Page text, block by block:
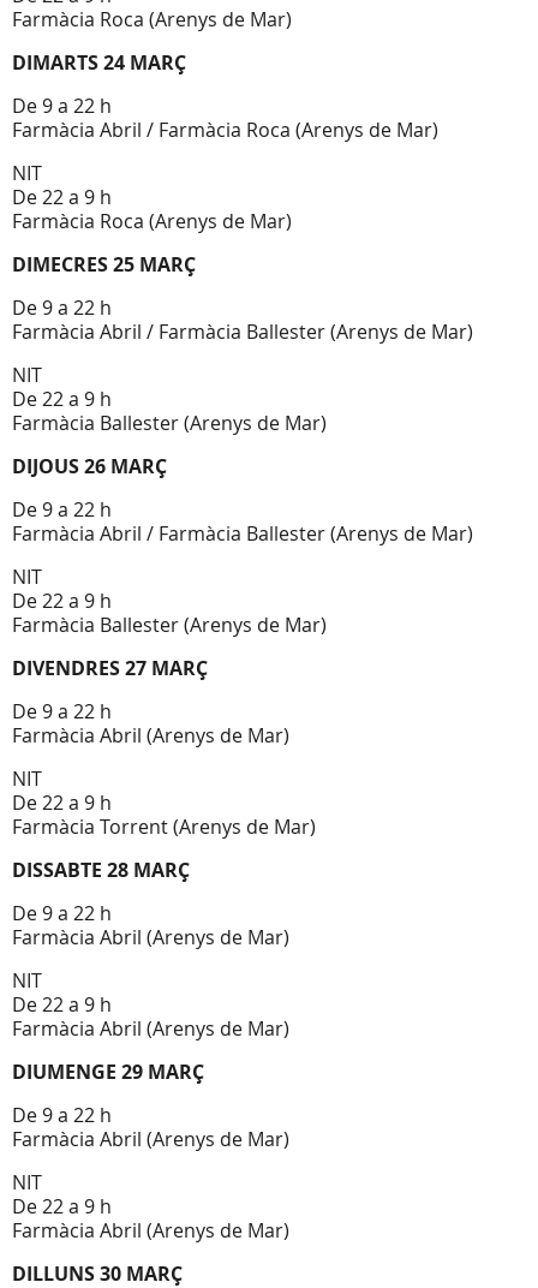
Farmàcia Roca (Arenys de Mar)
DIMARTS 24 MARÇ
De 9 a 22 h
Farmàcia Abril / Farmàcia Roca (Arenys de Mar)
NIT
De 22 a 9 h
Farmàcia Roca (Arenys de Mar)
DIMECRES 25 MARÇ
De 9 a 22 h
Farmàcia Abril / Farmàcia Ballester (Arenys de Mar)
NIT
De 22 a 9 h
Farmàcia Ballester (Arenys de Mar)
DIJOUS 26 MARÇ
De 9 a 22 h
Farmàcia Abril / Farmàcia Ballester (Arenys de Mar)
NIT
De 22 a 9 h
Farmàcia Ballester (Arenys de Mar)
DIVENDRES 27 MARÇ
De 9 a 22 h
Farmàcia Abril (Arenys de Mar)
NIT
De 22 a 9 h
Farmàcia Torrent (Arenys de Mar)
DISSABTE 28 MARÇ
De 9 a 22 h
Farmàcia Abril (Arenys de Mar)
NIT
De 22 a 9 h
Farmàcia Abril (Arenys de Mar)
DIUMENGE 29 MARÇ
De 9 a 22 h
Farmàcia Abril (Arenys de Mar)
NIT
De 22 a 9 h
Farmàcia Abril (Arenys de Mar)
DILLUNS 30 MARÇ